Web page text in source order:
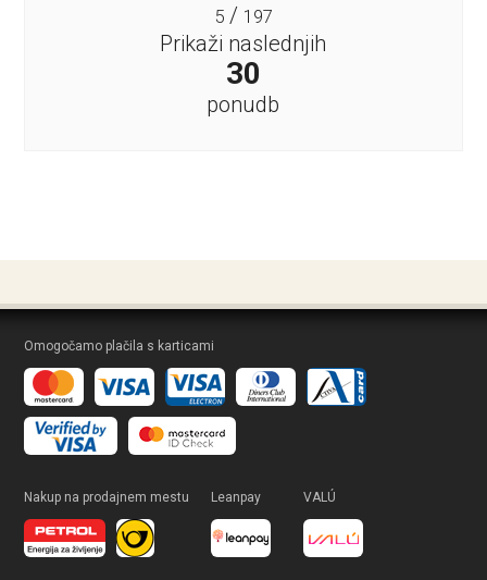
5/ 197
Prikaži naslednjih
30
ponudb
Omogočamo plačila s karticami
Nakup na prodajnem mestu Leanpay VALÚ